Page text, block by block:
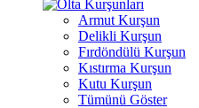
Armut Kurşun
Delikli Kurşun
Fırdöndülü Kurşun
Kıstırma Kurşun
Kutu Kurşun
Tümünü Göster